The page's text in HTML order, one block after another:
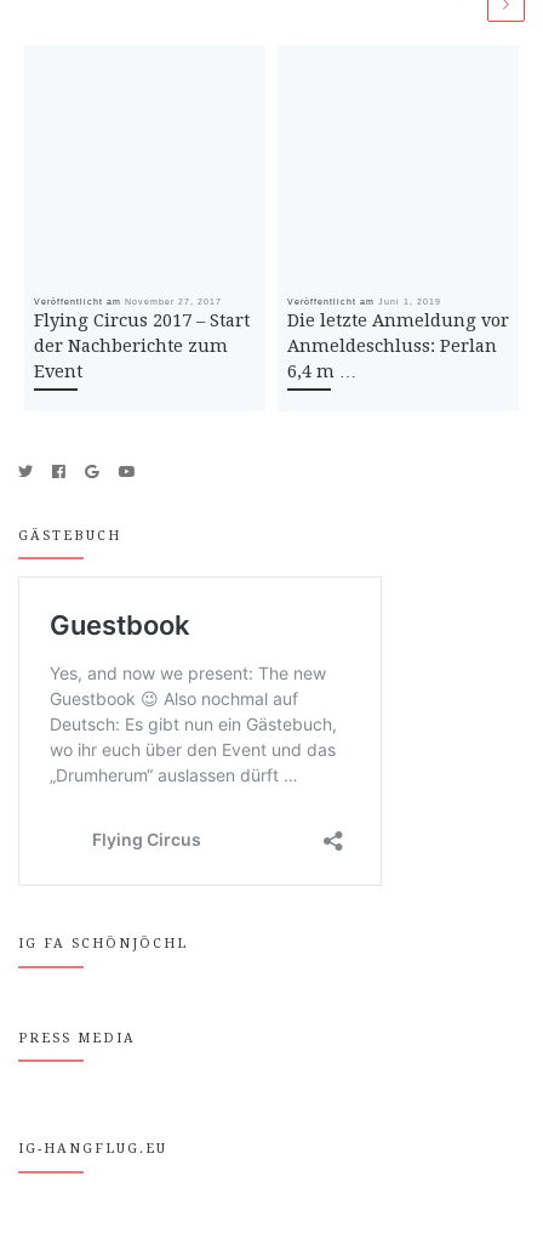
Veröffentlicht am November 27, 2017
Flying Circus 2017 – Start
der Nachberichte zum
Event
Veröffentlicht am Juni 1, 2019
Die letzte Anmeldung vor
Anmeldeschluss: Perlan
6,4 m …
GÄSTEBUCH
IG FA SCHÖNJÖCHL
PRESS MEDIA
IG-HANGFLUG.EU